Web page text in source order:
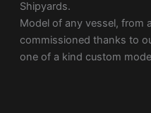
Shipyards.
Model of any vessel, from
commissioned thanks to
one of a kind custom